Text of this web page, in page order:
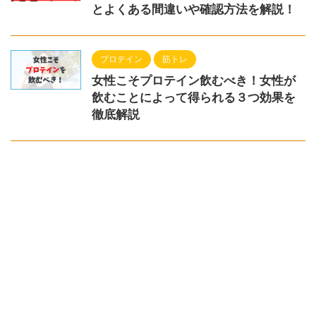
とよくある間違いや確認方法を解説！
プロテイン 筋トレ
女性こそプロテイン飲むべき！女性が
飲むことによって得られる３つ効果を
徹底解説